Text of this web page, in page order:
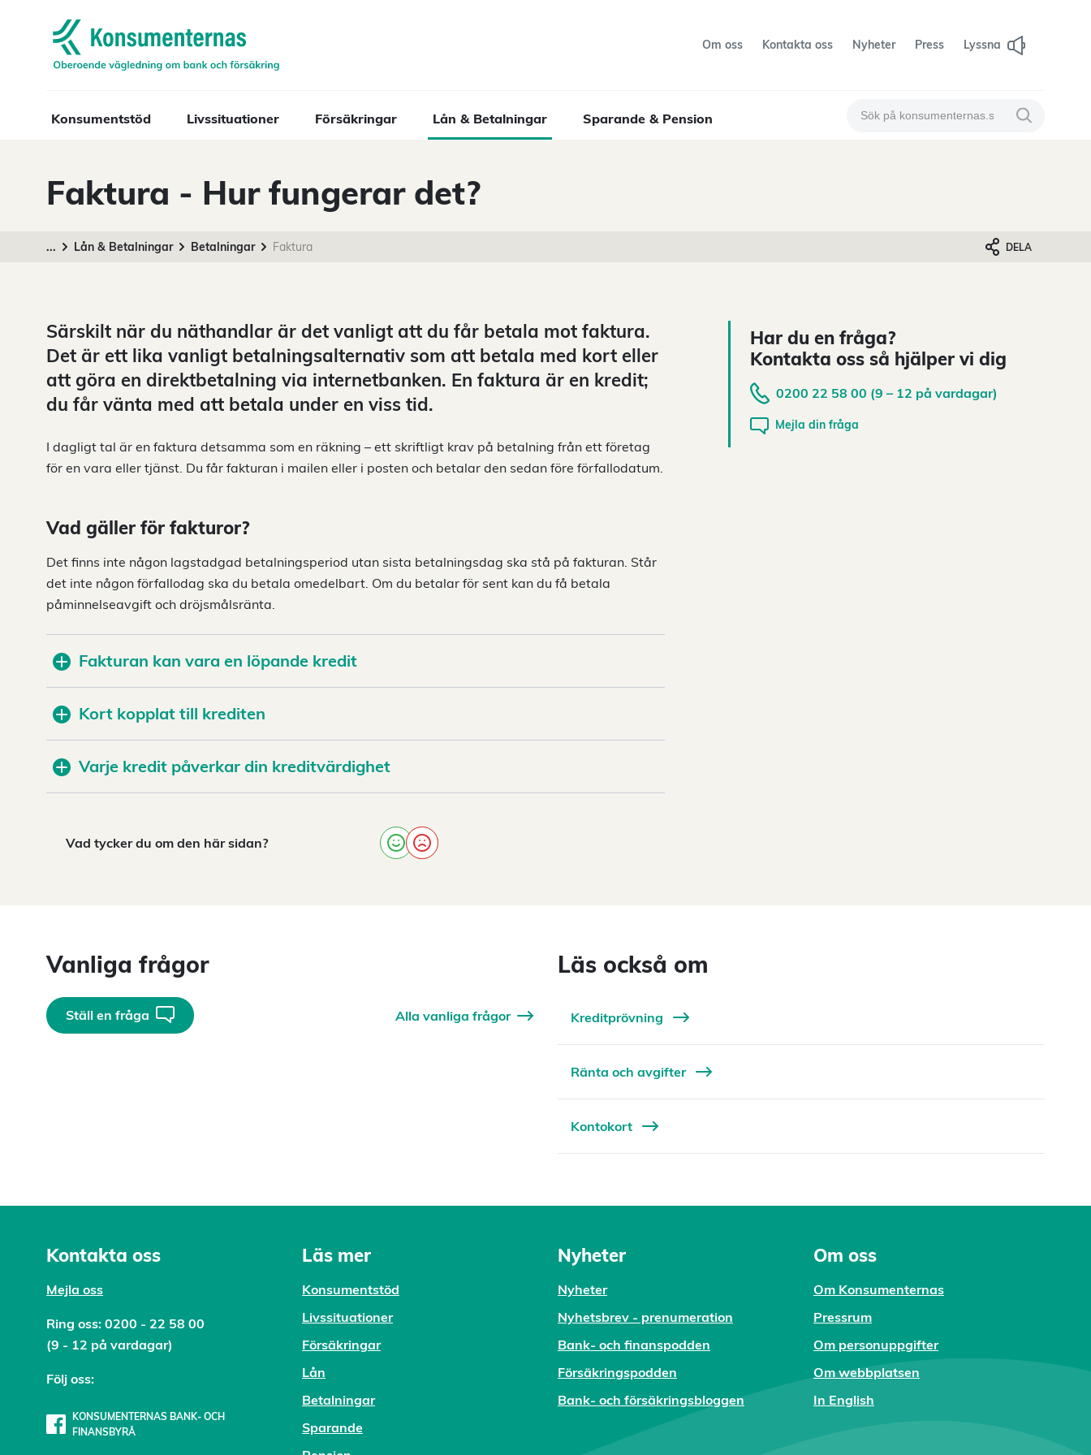
Navigera till startsidan
Om oss Kontakta oss Nyheter Press Lyssna
Konsumentstöd Livssituationer Försäkringar Lån & Betalningar Sparande & Pension
Sök på konsumenternas Sök på
Faktura - Hur fungerar det?
... Lån & Betalningar Betalningar Faktura DELA
Särskilt när du näthandlar är det vanligt att du får betala mot faktura.
Det är ett lika vanligt betalningsalternativ som att betala med kort eller
att göra en direktbetalning via internetbanken. En faktura är en kredit;
du får vänta med att betala under en viss tid.
I dagligt tal är en faktura detsamma som en räkning – ett skriftligt krav på betalning från ett företag
för en vara eller tjänst. Du får fakturan i mailen eller i posten och betalar den sedan före förfallodatum.
Vad gäller för fakturor?
Det finns inte någon lagstadgad betalningsperiod utan sista betalningsdag ska stå på fakturan. Står
det inte någon förfallodag ska du betala omedelbart. Om du betalar för sent kan du få betala
påminnelseavgift och dröjsmålsränta.
Fakturan kan vara en löpande kredit
Kort kopplat till krediten
Varje kredit påverkar din kreditvärdighet
Vad tycker du om den här sidan?
Har du en fråga?
Kontakta oss så hjälper vi dig
0200 22 58 00 (9 – 12 på vardagar)
Mejla din fråga
Vanliga frågor
Ställ en fråga Alla vanliga frågor
Läs också om
Kreditprövning
Ränta och avgifter
Kontokort
Kontakta oss
Mejla oss
Ring oss: 0200 - 22 58 00
(9 - 12 på vardagar)
Följ oss:
KONSUMENTERNAS BANK- OCH
FINANSBYRÅ
Läs mer
Konsumentstöd
Livssituationer
Försäkringar
Lån
Betalningar
Sparande
Nyheter
Nyheter
Nyhetsbrev - prenumeration
Bank- och finanspodden
Försäkringspodden
Bank- och försäkringsbloggen
Om oss
Om Konsumenternas
Pressrum
Om personuppgifter
Om webbplatsen
In English